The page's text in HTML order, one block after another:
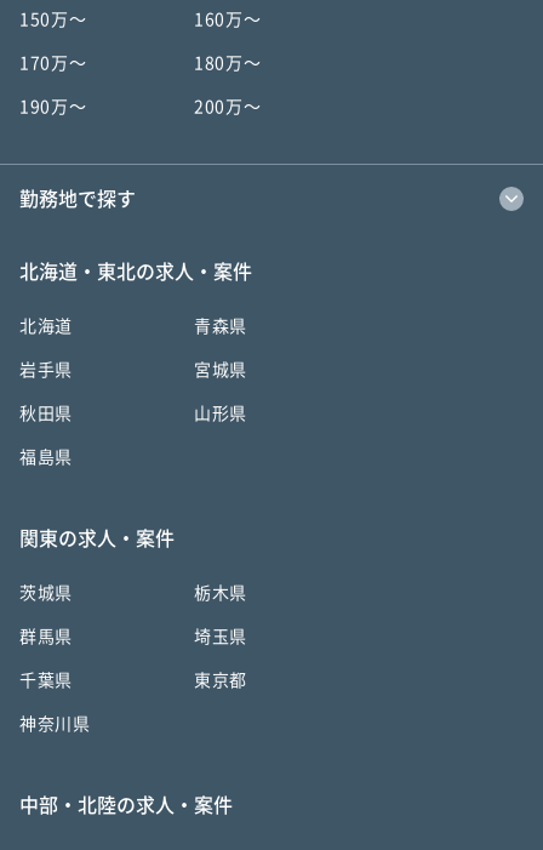
150万〜 160万〜
170万〜 180万〜
190万〜 200万〜
勤務地で探す
北海道・東北の求人・案件
北海道 青森県
岩手県 宮城県
秋田県 山形県
福島県
関東の求人・案件
茨城県 栃木県
群馬県 埼玉県
千葉県 東京都
神奈川県
中部・北陸の求人・案件